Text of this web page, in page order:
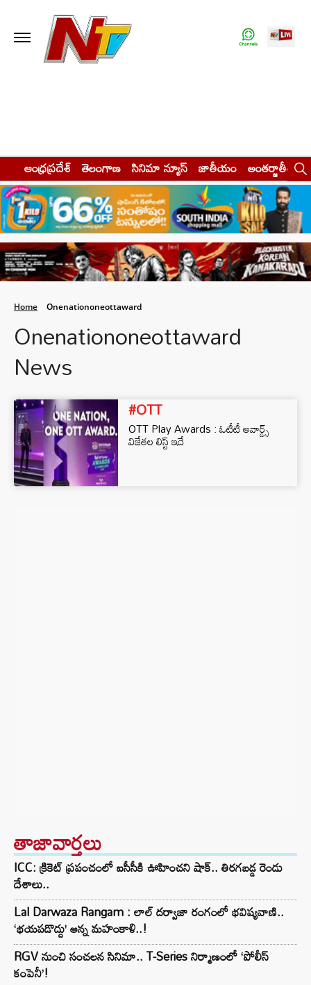
ఆంధ్రప్రదేశ్ తెలంగాణ సినిమా న్యూస్ జాతీయం అంతర్జాతీయం
Home Onenationoneottaward
Onenationoneottaward
News
#OTT
OTT Play Awards : ఓటీటీ అవార్డ్స్‌
విజేతల లిస్ట్ ఇదే
తాజావార్తలు
ICC: క్రికెట్ ప్రపంచంలో ఐసీసీకి ఊహించని షాక్.. తిరగబడ్డ రెండు
దేశాలు..
Lal Darwaza Rangam : లాల్ దర్వాజా రంగంలో భవిష్యవాణి..
‘భయపడొద్దు’ అన్న మహంకాళి..!
RGV నుంచి సంచలన సినిమా.. T-Series నిర్మాణంలో ‘పోలీస్
కంపెనీ’!